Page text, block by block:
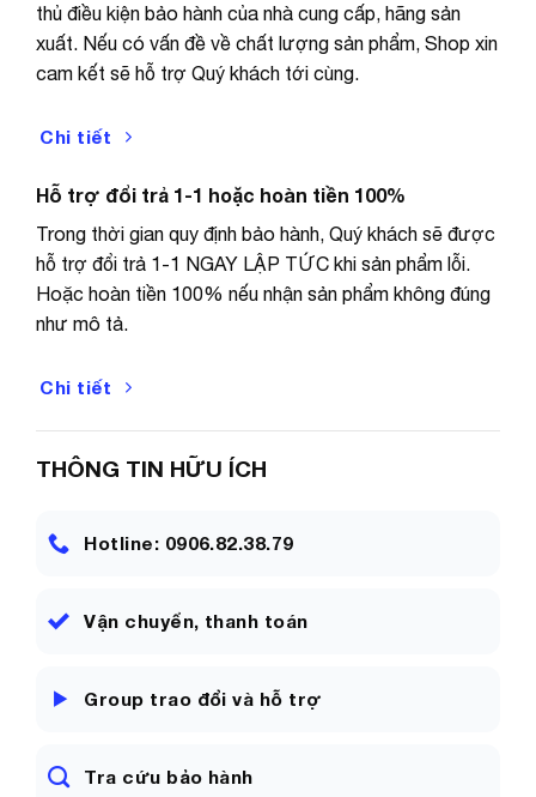
mở hàng, để đảm bảo quyền lợi khi xảy ra sự cố. Nếu
có thắc mắc vui lòng inbox lại shop trước khi đánh giá
sản phẩm.
Xin tham khảo thêm sản phẩm khác của Cửu Long
khách mua sắm vui vẻ!
thủ điều kiện bảo hành của nhà cung cấp, hãng sản
xuất. Nếu có vấn đề về chất lượng sản phẩm, Shop xin
cam kết sẽ hỗ trợ Quý khách tới cùng.
Chi tiết
Hỗ trợ đổi trả 1-1 hoặc hoàn tiền 100%
Trong thời gian quy định bảo hành, Quý khách sẽ được
hỗ trợ đổi trả 1-1 NGAY LẬP TỨC khi sản phẩm lỗi.
Hoặc hoàn tiền 100% nếu nhận sản phẩm không đúng
như mô tả.
Chi tiết
THÔNG TIN HỮU ÍCH
Hotline: 0906.82.38.79
Vận chuyển, thanh toán
Group trao đổi và hỗ trợ
Tra cứu bảo hành